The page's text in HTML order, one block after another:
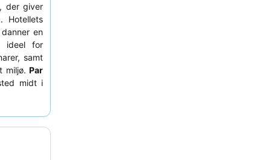
, der giver
Hotellets
en
ideel for
samt
miljø. Par
midt i
strand